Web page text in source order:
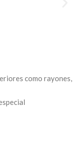
como rayones,